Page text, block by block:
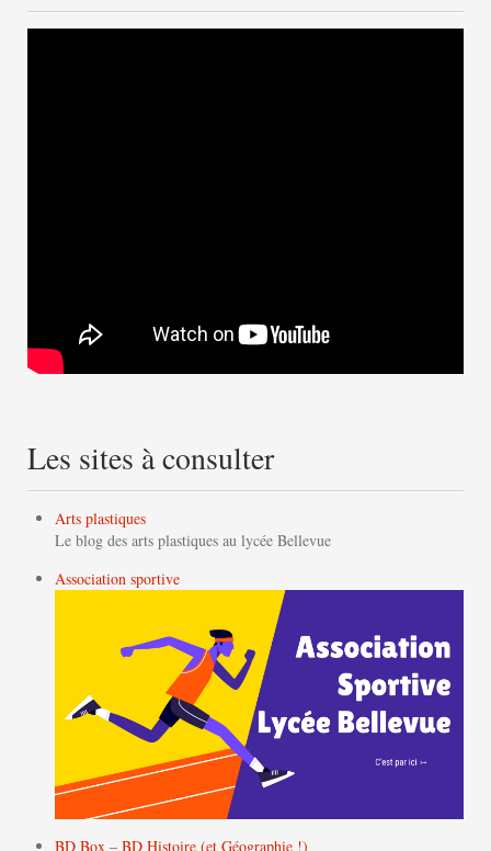
Les sites à consulter
Arts plastiques
Le blog des arts plastiques au lycée Bellevue
Association sportive
BD Box – BD Histoire (et Géographie !)